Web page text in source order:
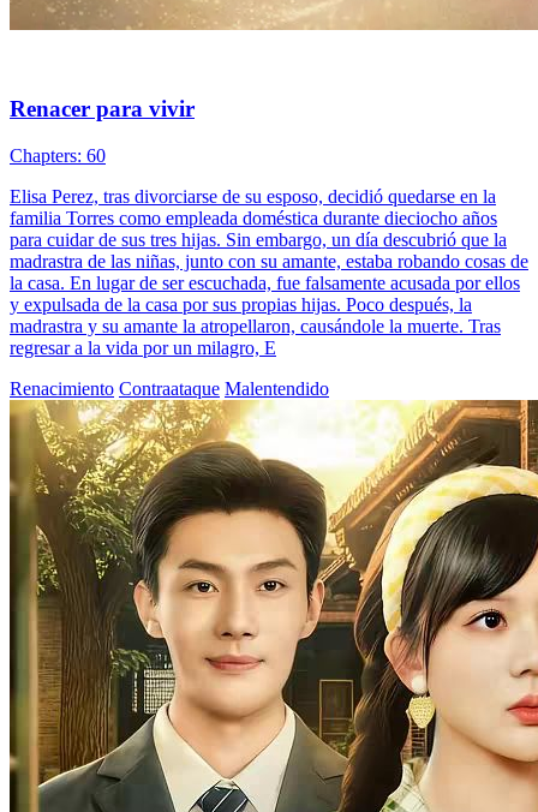
Renacer para vivir
Chapters: 60
Elisa Perez, tras divorciarse de su esposo, decidió quedarse en la
familia Torres como empleada doméstica durante dieciocho años
para cuidar de sus tres hijas. Sin embargo, un día descubrió que la
madrastra de las niñas, junto con su amante, estaba robando cosas de
la casa. En lugar de ser escuchada, fue falsamente acusada por ellos
y expulsada de la casa por sus propias hijas. Poco después, la
madrastra y su amante la atropellaron, causándole la muerte. Tras
regresar a la vida por un milagro, E
Renacimiento Contraataque Malentendido